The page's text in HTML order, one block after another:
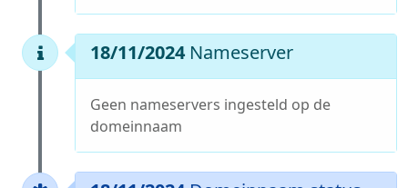
18/11/2024 Nameserver
Geen nameservers ingesteld op de
domeinnaam